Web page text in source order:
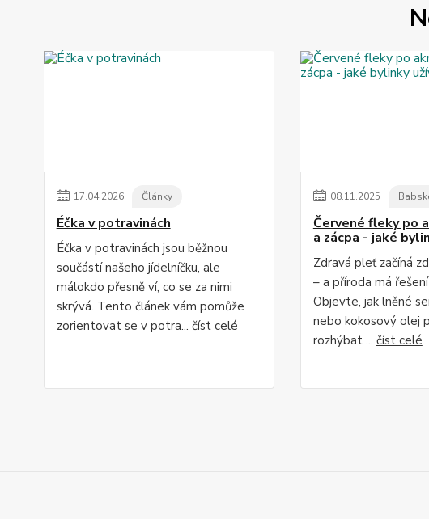
17.04.2026 Články
Éčka v potravinách
Éčka v potravinách jsou běžnou
součástí našeho jídelníčku, ale
málokdo přesně ví, co se za nimi
skrývá. Tento článek vám pomůže
zorientovat se v potra... číst celé
08.11.2025
Červené fleky po
a zácpa - jaké
Zdravá pleť začíná
– a příroda má
Objevte, jak lněné
nebo kokosový olej
rozhýbat ... číst celé